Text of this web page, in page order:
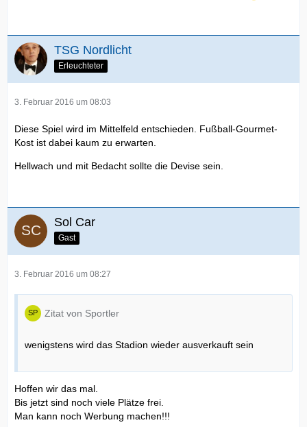
TSG Nordlicht
Erleuchteter
3. Februar 2016 um 08:03
Diese Spiel wird im Mittelfeld entschieden. Fußball-Gourmet-
Kost ist dabei kaum zu erwarten.
Hellwach und mit Bedacht sollte die Devise sein.
Sol Car
Gast
3. Februar 2016 um 08:27
Zitat von Sportler
wenigstens wird das Stadion wieder ausverkauft sein
Hoffen wir das mal.
Bis jetzt sind noch viele Plätze frei.
Man kann noch Werbung machen!!!